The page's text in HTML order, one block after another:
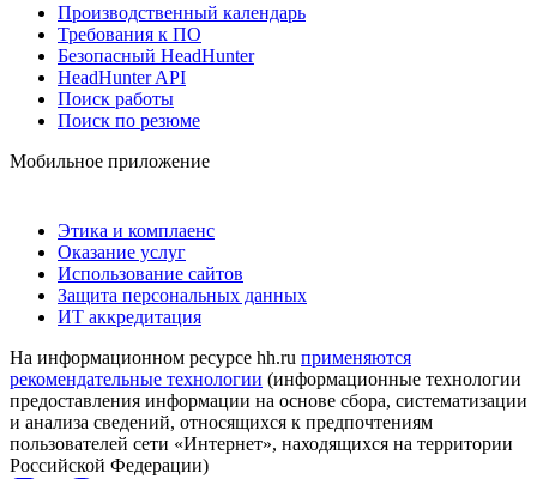
Производственный календарь
Требования к ПО
Безопасный HeadHunter
HeadHunter API
Поиск работы
Поиск по резюме
Мобильное приложение
Этика и комплаенс
Оказание услуг
Использование сайтов
Защита персональных данных
ИТ аккредитация
На информационном ресурсе hh.ru применяются
рекомендательные технологии (информационные технологии
предоставления информации на основе сбора, систематизации
и анализа сведений, относящихся к предпочтениям
пользователей сети «Интернет», находящихся на территории
Российской Федерации)